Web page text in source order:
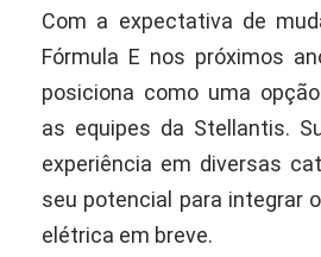
Com a expectativa de
Fórmula E nos próximos
posiciona como uma
as equipes da Stellantis.
experiência em diversas
seu potencial para integrar
elétrica em breve.